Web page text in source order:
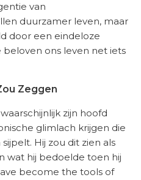
van
duurzamer leven, maar
door een eindeloze
ons leven net iets
Zeggen
zijn hoofd
glimlach krijgen die
Hij zou dit zien als
wat hij bedoelde toen hij
become the tools of